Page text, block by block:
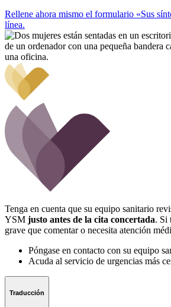
Rellene ahora mismo el formulario «Sus
línea.
Tenga en cuenta que su equipo sanitario
YSM justo antes de la cita concertada. Si
grave que comentar o necesita atención
Póngase en contacto con su equipo
Acuda al servicio de urgencias más
Traducción